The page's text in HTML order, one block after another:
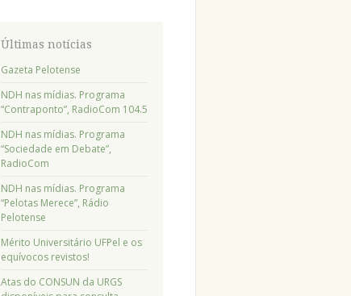
Últimas notícias
Gazeta Pelotense
NDH nas mídias. Programa
“Contraponto”, RadioCom 104.5
NDH nas mídias. Programa
“Sociedade em Debate”,
RadioCom
NDH nas mídias. Programa
“Pelotas Merece”, Rádio
Pelotense
Mérito Universitário UFPel e os
equívocos revistos!
Atas do CONSUN da URGS